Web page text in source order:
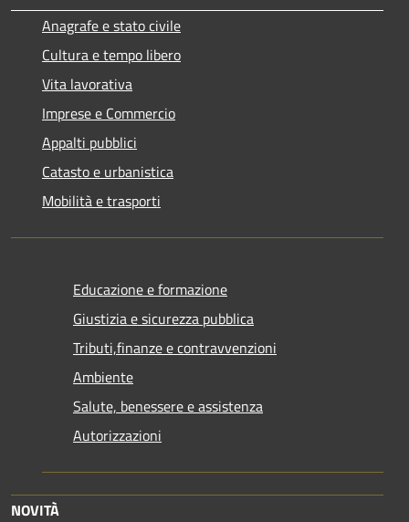
Anagrafe e stato civile
Cultura e tempo libero
Vita lavorativa
Imprese e Commercio
Appalti pubblici
Catasto e urbanistica
Mobilità e trasporti
Educazione e formazione
Giustizia e sicurezza pubblica
Tributi,finanze e contravvenzioni
Ambiente
Salute, benessere e assistenza
Autorizzazioni
NOVITÀ